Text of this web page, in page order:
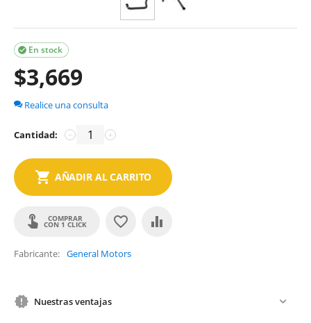
En stock

$3,669
Realice una consulta
Cantidad: +
−
AÑADIR AL CARRITO
COMPRAR
CON 1 CLICK
Fabricante General Motors
Nuestras ventajas